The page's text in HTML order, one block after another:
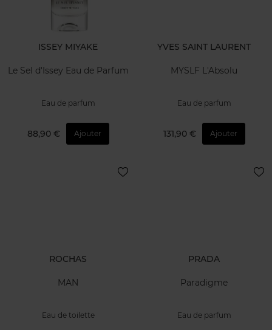
ISSEY MIYAKE
Le Sel d'Issey Eau de Parfum
Eau de parfum
88,90 € Ajouter
YVES SAINT LAURENT
MYSLF L'Absolu
Eau de parfum
131,90 € Ajouter
ROCHAS
MAN
Eau de toilette
PRADA
Paradigme
Eau de parfum